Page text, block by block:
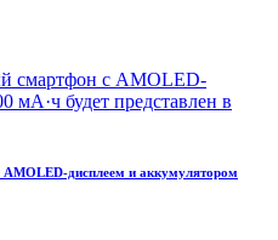
дисплеем и аккумулятором